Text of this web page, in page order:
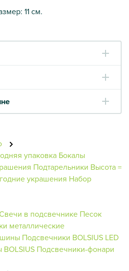
11 см.
упаковка Бокалы
Подтарельники Высота =
украшения Набор
в подсвечнике Песок
металлические
Подсвечники BOLSIUS LED
Подсвечники-фонари